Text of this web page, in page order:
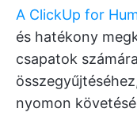
A ClickUp for
és hatékony
csapatok
nyomon